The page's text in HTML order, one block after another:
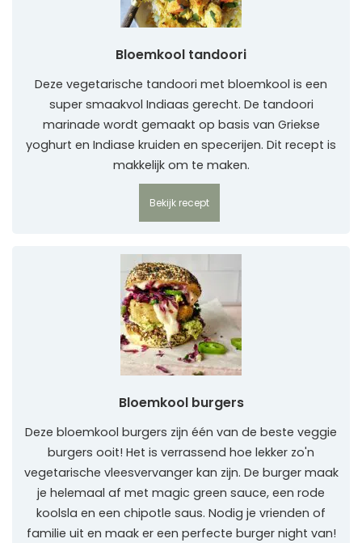
Bloemkool tandoori
Deze vegetarische tandoori met bloemkool is een
super smaakvol Indiaas gerecht. De tandoori
marinade wordt gemaakt op basis van Griekse
yoghurt en Indiase kruiden en specerijen. Dit recept is
makkelijk om te maken.
Bekijk recept
Bloemkool burgers
Deze bloemkool burgers zijn één van de beste veggie
burgers ooit! Het is verrassend hoe lekker zo'n
vegetarische vleesvervanger kan zijn. De burger maak
je helemaal af met magic green sauce, een rode
koolsla en een chipotle saus. Nodig je vrienden of
familie uit en maak er een perfecte burger night van!